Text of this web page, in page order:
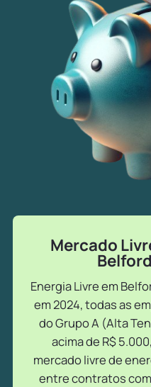
Mercado
Energia Livre em
em 2024, todas as
do Grupo A (Alta
acima de R$
mercado livre de
entre contratos